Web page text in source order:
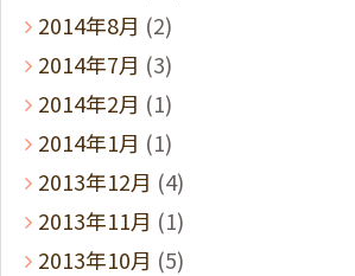
2014年8月 (2)
2014年7月 (3)
2014年2月 (1)
2014年1月 (1)
2013年12月 (4)
2013年11月 (1)
2013年10月 (5)